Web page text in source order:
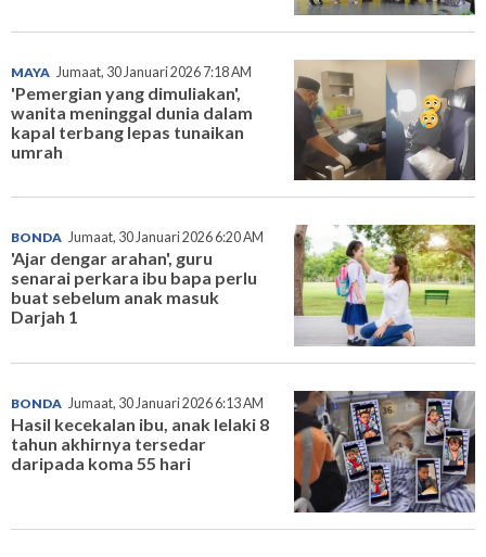
MAYA Jumaat, 30 Januari 2026 7:18 AM
'Pemergian yang dimuliakan',
wanita meninggal dunia dalam
kapal terbang lepas tunaikan
umrah
BONDA Jumaat, 30 Januari 2026 6:20 AM
'Ajar dengar arahan', guru
senarai perkara ibu bapa perlu
buat sebelum anak masuk
Darjah 1
BONDA Jumaat, 30 Januari 2026 6:13 AM
Hasil kecekalan ibu, anak lelaki 8
tahun akhirnya tersedar
daripada koma 55 hari